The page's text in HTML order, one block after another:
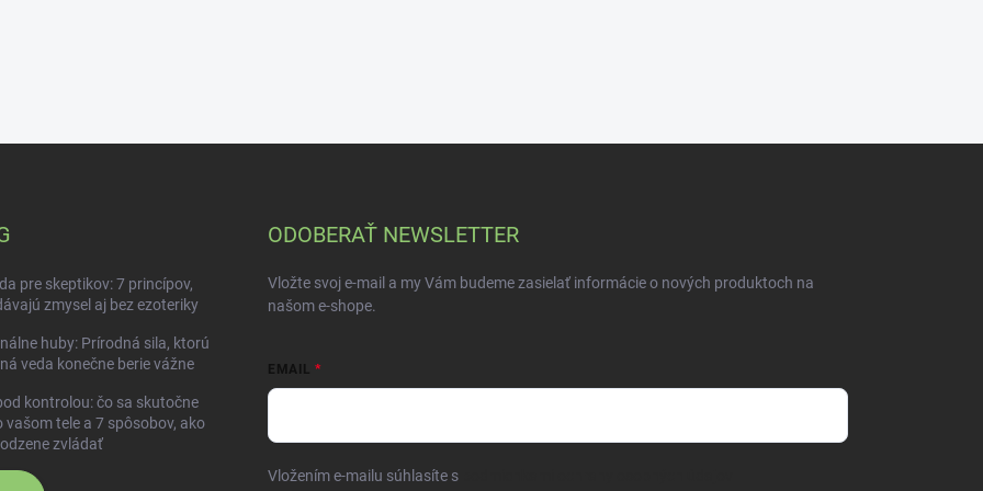
pre skeptikov: 7 princípov,
zmysel aj bez ezoteriky
huby: Prírodná sila, ktorú
veda konečne berie vážne
kontrolou: čo sa skutočne
vašom tele a 7 spôsobov, ako
zvládať
ODOBERAŤ NEWSLETTER
Vložte svoj e-mail a my Vám budeme zasielať informácie o nových produktoch na
našom e-shope.
EMAIL
Vložením e-mailu súhlasíte s